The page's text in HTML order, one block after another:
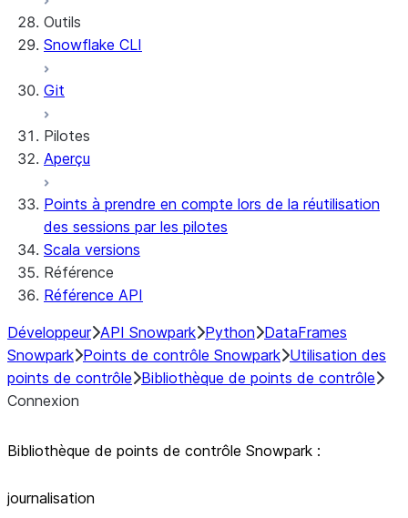
Personalization with user information
Sharing Streamlit in Snowflake apps
Outils
Snowflake CLI
Git
Pilotes
Aperçu
Points à prendre en compte lors de la réutilisation
des sessions par les pilotes
Scala versions
Référence
Référence API
Développeur API Snowpark Python DataFrames
Snowpark Points de contrôle Snowpark Utilisation des
points de contrôle Bibliothèque de points de contrôle
Connexion
Bibliothèque de points de contrôle Snowpark :
journalisation